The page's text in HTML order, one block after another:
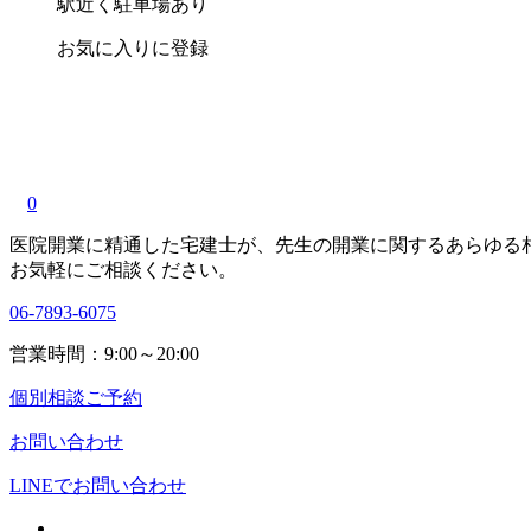
お気に入りに登録
0
医院開業に精通した宅建士が、 先生の開業に関するあらゆる
お気軽にご相談ください。
06-7893-6075
営業時間：9:00～20:00
個別相談ご予約
お問い合わせ
LINEでお問い合わせ